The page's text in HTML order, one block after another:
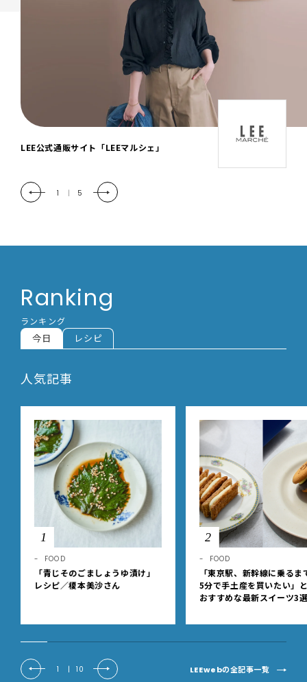
「LEE DAYS」本物志向にときめく。大人カ
2 | 5
Ranking
ランキング
今日 レシピ
人気記事
1
FOOD
「青じそのごましょうゆ漬け」
レシピ／榎本美沙さん
2
FOOD
「東京駅、新幹線に乗るま
5分で手土産を買いたい」
おすすめな最新スイーツ3
1 | 10 LEEwebの全記事一覧